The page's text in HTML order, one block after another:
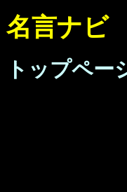
名言ナビ
ップペー